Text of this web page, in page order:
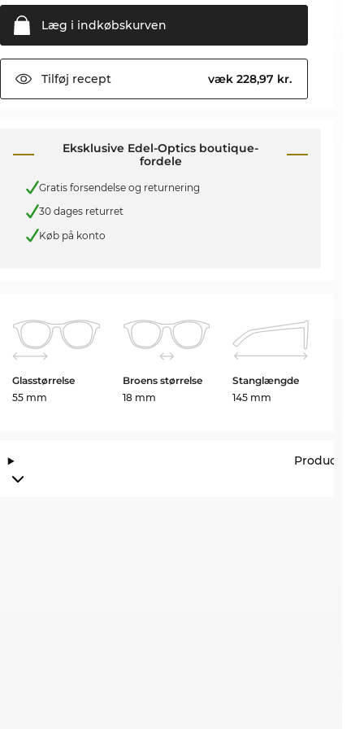
Læg i indkøbskurven
Tilføj recept væk 228,97 kr.
Eksklusive Edel-Optics boutique-
fordele
Gratis forsendelse og returnering
30 dages returret
Køb på konto
Glasstørrelse
55 mm
Broens størrelse
18 mm
Stanglængde
145 mm